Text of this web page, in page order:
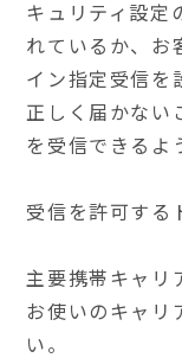
キュリティ設定
れているか、お
イン指定受信を
正しく届かない
を受信できるよ
受信を許可する
主要携帯キャリ
お使いのキャリ
い。